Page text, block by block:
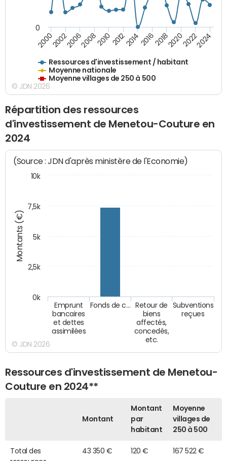
Ressources d'investissement / habitant
Moyenne nationale
Moyenne villages de 250 à 500
20002002200620082010 2012201420162018202020222024
0
© JDN 2026
Répartition des ressources
d'investissement de Menetou-Couture en
2024
Montants (€)
(Source : JDN d'après ministère de l'Economie)
Emprunt
bancaires
et dettes
assimilées
Fonds de c…
Retour de
biens
affectés,
concedés,
etc.
Subventions
reçues
0k
2,5k
5k
7,5k
10k
© JDN 2026
Ressources d'investissement de Menetou-
Couture en 2024**
Montant
Montant
par
habitant
Moyenne
villages de
250 à 500
Total des
43 350 € 120 € 167 522 €